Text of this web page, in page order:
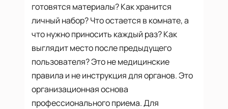
готовятся материалы? Как хранится
личный набор? Что остается в комнате, а
что нужно приносить каждый раз? Как
выглядит место после предыдущего
пользователя? Это не медицинские
правила и не инструкция для органов. Это
организационная основа
профессионального приема. Для